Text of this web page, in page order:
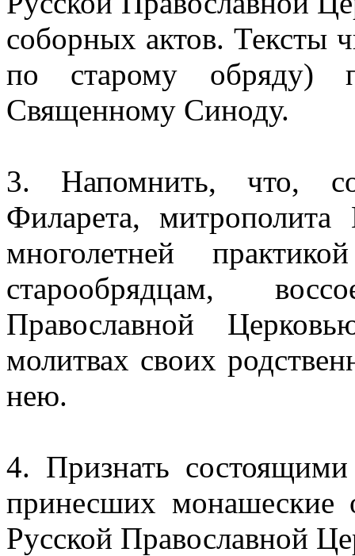
соборных актов. Тексты
по старому обряду)
Священному Синоду.
3. Напомнить, что,
Филарета, митрополита
многолетней
старообрядцам,
Православной
молитвах своих
нею.
4. Признать
принесших монашеские
Русской Православной